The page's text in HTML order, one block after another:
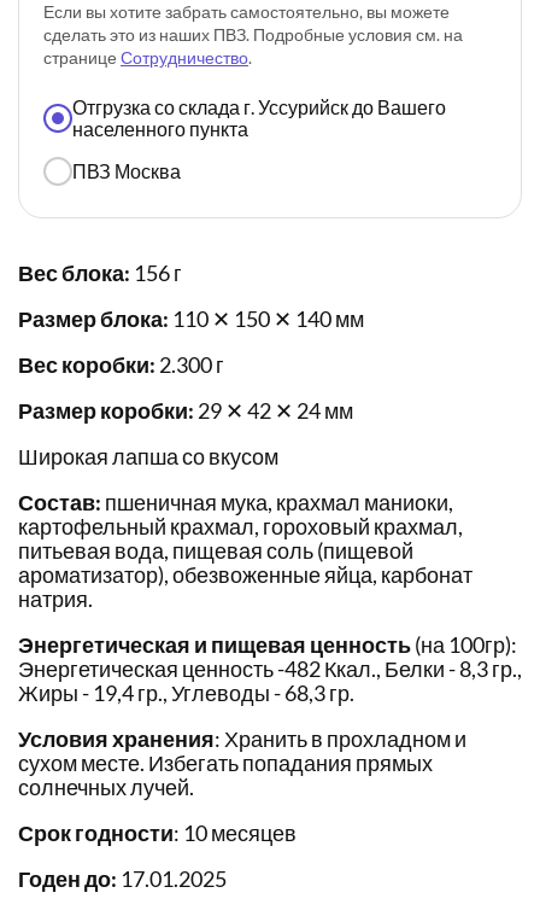
Если вы хотите забрать самостоятельно, вы можете
сделать это из наших ПВЗ. Подробные условия см. на
странице Сотрудничество.
Отгрузка со склада г. Уссурийск до Вашего
населенного пункта
ПВЗ Москва
Вес блока: 156 г
Размер блока: 110 ✕ 150 ✕ 140 мм
Вес коробки: 2.300 г
Размер коробки: 29 ✕ 42 ✕ 24 мм
Широкая лапша со вкусом
Состав: пшеничная мука, крахмал маниоки,
картофельный крахмал, гороховый крахмал,
питьевая вода, пищевая соль (пищевой
ароматизатор), обезвоженные яйца, карбонат
натрия.
Энергетическая и пищевая ценность(на 100гр):
Энергетическая ценность -482 Ккал., Белки - 8,3 гр.,
Жиры - 19,4 гр., Углеводы - 68,3 гр.
Условия хранения: Хранить в прохладном и
сухом месте. Избегать попадания прямых
солнечных лучей.
Срок годности: 10 месяцев
Годен до: 17.01.2025